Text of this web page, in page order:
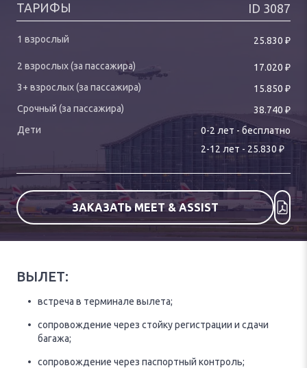
ТАРИФЫ ID 3087
25.830 ₽
17.020 ₽
15.850 ₽
38.740 ₽
0-2 лет - бесплатно
2-12 лет - 25.830 ₽
ЗАКАЗАТЬ MEET & ASSIST
ВЫЛЕТ:
встреча в терминале вылета;
сопровождение через стойку регистрации и сдачи
багажа;
сопровождение через паспортный контроль;